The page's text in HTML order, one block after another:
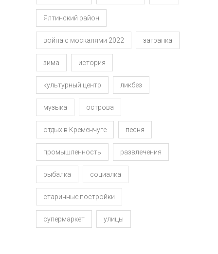
Ялтинский район
война с москалями 2022 загранка
зима история
культурный центр ликбез
музыка острова
отдых в Кременчуге песня
промышленность развлечения
рыбалка социалка
старинные постройки
супермаркет улицы